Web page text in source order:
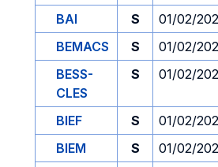
BAI
S 01/02/
BEMACS
S 01/02/
BESS-
CLES
S 01/02/
BIEF S 01/02/
BIEM
S 01/02/